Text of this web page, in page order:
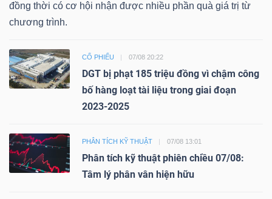
đồng thời có cơ hội nhận được nhiều phần quà giá trị từ
chương trình.
CỔ PHIẾU 07/08 20:22
DGT bị phạt 185 triệu đồng vì chậm công
bố hàng loạt tài liệu trong giai đoạn
2023-2025
PHÂN TÍCH KỸ THUẬT 07/08 13:01
Phân tích kỹ thuật phiên chiều 07/08:
Tâm lý phân vân hiện hữu